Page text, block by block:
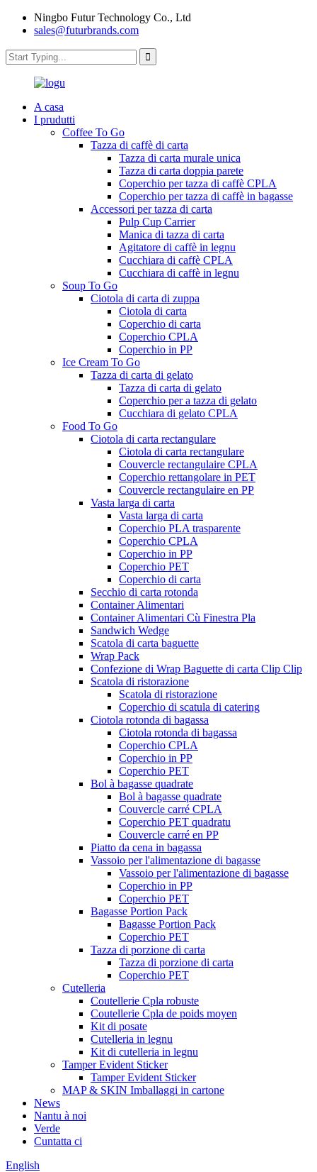
Ningbo Futur Technology Co., Ltd
sales@futurbrands.com
A casa
I prudutti
Coffee To Go
Tazza di caffè di carta
Tazza di carta murale unica
Tazza di carta doppia parete
Coperchio per tazza di caffè CPLA
Coperchio per tazza di caffè in bagasse
Accessori per tazza di carta
Pulp Cup Carrier
Manica di tazza di carta
Agitatore di caffè in legnu
Cucchiara di caffè CPLA
Cucchiara di caffè in legnu
Soup To Go
Ciotola di carta di zuppa
Ciotola di carta
Coperchio di carta
Coperchio CPLA
Coperchio in PP
Ice Cream To Go
Tazza di carta di gelato
Tazza di carta di gelato
Coperchio per a tazza di gelato
Cucchiara di gelato CPLA
Food To Go
Ciotola di carta rectangulare
Ciotola di carta rectangulare
Couvercle rectangulaire CPLA
Coperchio rettangolare in PET
Couvercle rectangulaire en PP
Vasta larga di carta
Vasta larga di carta
Coperchio PLA trasparente
Coperchio CPLA
Coperchio in PP
Coperchio PET
Coperchio di carta
Secchio di carta rotonda
Container Alimentari
Container Alimentari Cù Finestra Pla
Sandwich Wedge
Scatola di carta baguette
Wrap Pack
Confezione di Wrap Baguette di carta Clip Clip
Scatola di ristorazione
Scatola di ristorazione
Coperchio di scatula di catering
Ciotola rotonda di bagassa
Ciotola rotonda di bagassa
Coperchio CPLA
Coperchio in PP
Coperchio PET
Bol à bagasse quadrate
Bol à bagasse quadrate
Couvercle carré CPLA
Coperchio PET quadratu
Couvercle carré en PP
Piatto da cena in bagassa
Vassoio per l'alimentazione di bagasse
Vassoio per l'alimentazione di bagasse
Coperchio in PP
Coperchio PET
Bagasse Portion Pack
Bagasse Portion Pack
Coperchio PET
Tazza di porzione di carta
Tazza di porzione di carta
Coperchio PET
Cutelleria
Coutellerie Cpla robuste
Coutellerie Cpla de poids moyen
Kit di posate
Cutelleria in legnu
Kit di cutelleria in legnu
Tamper Evident Sticker
Tamper Evident Sticker
MAP & SKIN Imballaggi in cartone
News
Nantu à noi
Verde
Cuntatta ci
English